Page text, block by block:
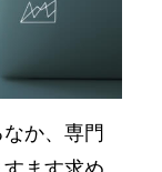
か、専門